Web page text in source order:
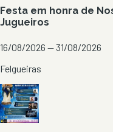
Festa em honra de
Jugueiros
16/08/2026 — 31/08/2026
Felgueiras